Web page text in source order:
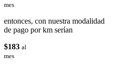
mes
entonces, con nuestra modalidad
de pago por km serían
$183 al
mes